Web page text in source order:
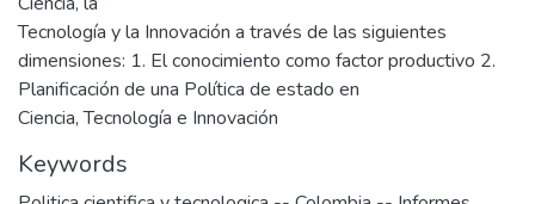
Tecnología y la Innovación a través de las siguientes
dimensiones: 1. El conocimiento como factor productivo 2.
Planificación de una Política de estado en
Ciencia, Tecnología e Innovación
Keywords